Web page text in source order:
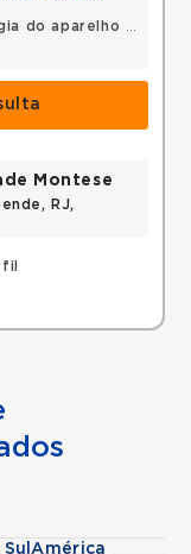
aparelho digestivo
Montese
RJ,